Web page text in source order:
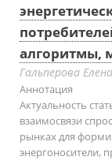
алгоритмы,
Гальперова
Аннотация
Актуальность
взаимосвязи
рынках для
энергоносители,